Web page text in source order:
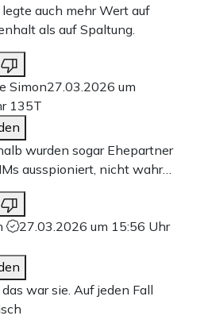
legte auch mehr Wert auf
als auf Spaltung.
Simon27.03.2026 um
135T
wurden sogar Ehepartner
ausspioniert, nicht wahr…
27.03.2026 um 15:56 Uhr
war sie. Auf jeden Fall